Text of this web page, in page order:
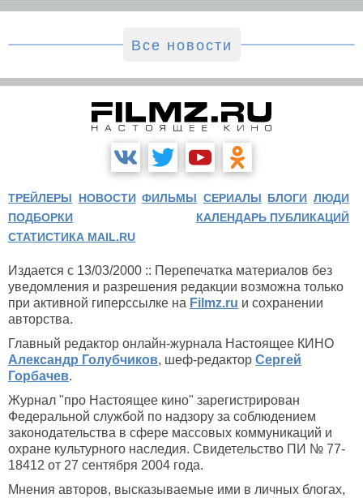
Все новости
ТРЕЙЛЕРЫ НОВОСТИ ФИЛЬМЫ СЕРИАЛЫ БЛОГИ ЛЮДИ
ПОДБОРКИ
КАЛЕНДАРЬ ПУБЛИКАЦИЙ
СТАТИСТИКА MAIL.RU
Издается с 13/03/2000 :: Перепечатка материалов без
уведомления и разрешения редакции возможна только
при активной гиперссылке на Filmz.ru и сохранении
авторства.
Главный редактор онлайн-журнала Настоящее КИНО
Александр Голубчиков, шеф-редактор Сергей
Горбачев.
Журнал "про Настоящее кино" зарегистрирован
Федеральной службой по надзору за соблюдением
законодательства в сфере массовых коммуникаций и
охране культурного наследия. Свидетельство ПИ № 77-
18412 от 27 сентября 2004 года.
Мнения авторов, высказываемые ими в личных блогах,